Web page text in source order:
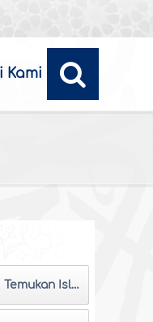
Kami
Temukan Islam